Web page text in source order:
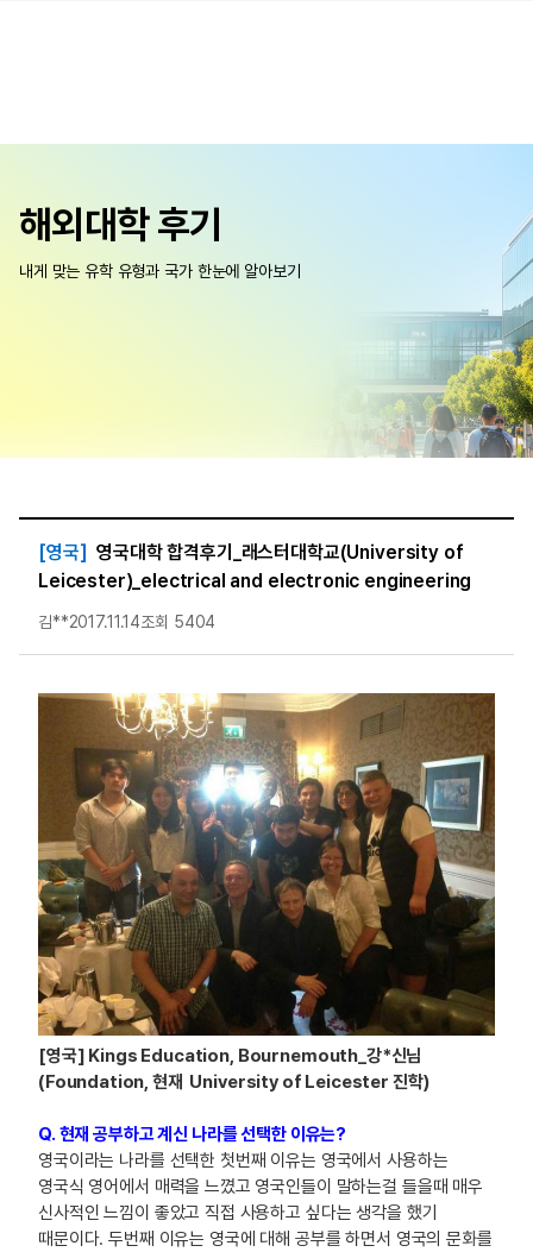
해외대학 후기
내게 맞는 유학 유형과 국가 한눈에 알아보기
[영국] 영국대학 합격후기_래스터대학교(University of
Leicester)_electrical and electronic engineering
김**2017.11.14조회 5404
[영국] Kings Education, Bournemouth_강*신님
(Foundation, 현재 University of Leicester 진학)
Q. 현재 공부하고 계신 나라를 선택한 이유는?
영국이라는 나라를 선택한 첫번째 이유는 영국에서 사용하는
영국식 영어에서 매력을 느꼈고 영국인들이 말하는걸 들을때 매우
신사적인 느낌이 좋았고 직접 사용하고 싶다는 생각을 했기
때문이다. 두번째 이유는 영국에 대해 공부를 하면서 영국의 문화를